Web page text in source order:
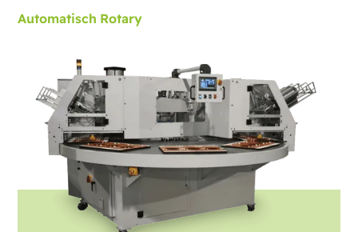
Automatisch Rotary